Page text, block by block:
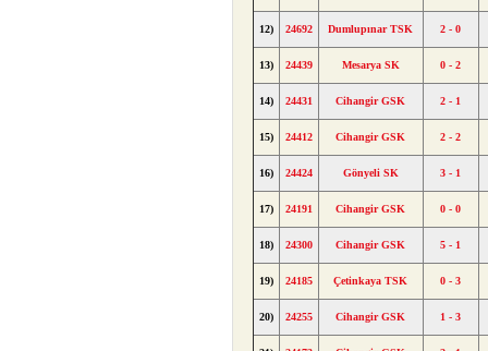
12) 24692 Dumlupınar TSK 2 - 0
13) 24439 Mesarya SK 0 - 2
14) 24431 Cihangir GSK 2 - 1
15) 24412 Cihangir GSK 2 - 2
16) 24424 Gönyeli SK 3 - 1
17) 24191 Cihangir GSK 0 - 0
18) 24300 Cihangir GSK 5 - 1
19) 24185 Çetinkaya TSK 0 - 3
20) 24255 Cihangir GSK 1 - 3